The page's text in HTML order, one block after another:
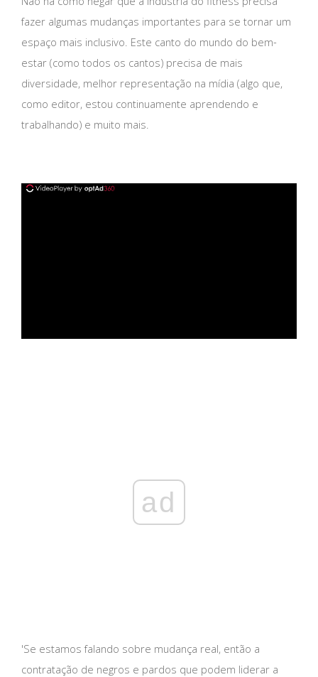
fazer algumas mudanças importantes para se tornar um
espaço mais inclusivo. Este canto do mundo do bem-
estar (como todos os cantos) precisa de mais
diversidade, melhor representação na mídia (algo que,
como editor, estou continuamente aprendendo e
trabalhando) e muito mais.
ad
'Se estamos falando sobre mudança real, então a
contratação de negros e pardos que podem liderar a